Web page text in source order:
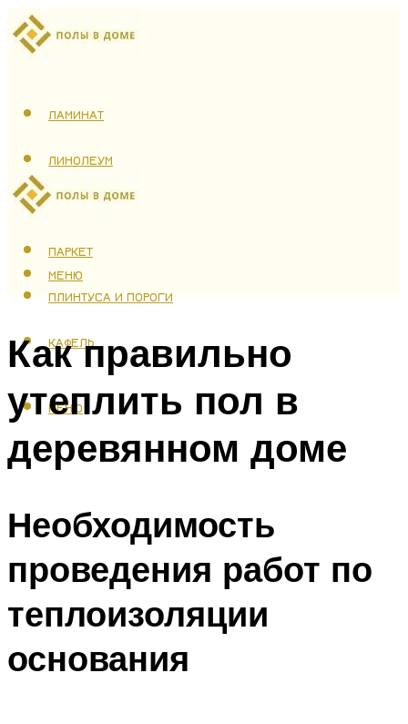
ЛАМИНАТ
ЛИНОЛЕУМ
ТЕПЛЫЙ ПОЛ
ПАРКЕТ
ПЛИНТУСА И ПОРОГИ
КАФЕЛЬ
МЕНЮ
МЕНЮ
Как правильно
утеплить пол в
деревянном доме
Необходимость
проведения работ по
теплоизоляции
основания